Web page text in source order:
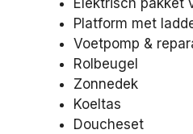
Platform met
Voetpomp &
Rolbeugel
Zonnedek
Koeltas
Doucheset